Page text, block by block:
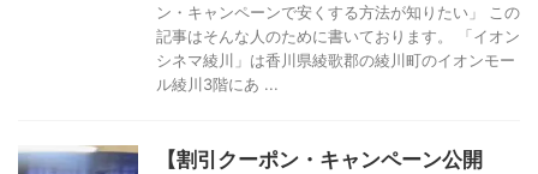
ン・キャンペーンで安くする方法が知りたい」 この
記事はそんな人のために書いております。 「イオン
シネマ綾川」は香川県綾歌郡の綾川町のイオンモー
ル綾川3階にあ ...
【割引クーポン・キャンペーン公開